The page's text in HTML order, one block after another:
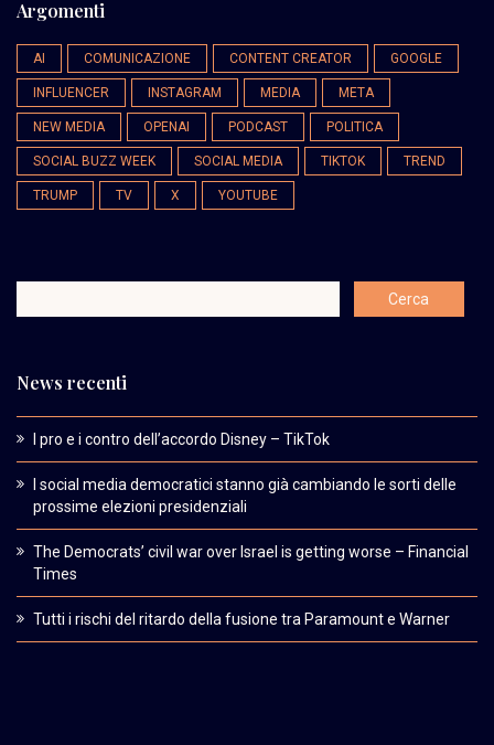
Argomenti
AI COMUNICAZIONE CONTENT CREATOR GOOGLE
INFLUENCER INSTAGRAM MEDIA META
NEW MEDIA OPENAI PODCAST POLITICA
SOCIAL BUZZ WEEK SOCIAL MEDIA TIKTOK TREND
TRUMP TV X YOUTUBE
News recenti
I pro e i contro dell’accordo Disney – TikTok
I social media democratici stanno già cambiando le sorti delle
prossime elezioni presidenziali
The Democrats’ civil war over Israel is getting worse – Financial
Times
Tutti i rischi del ritardo della fusione tra Paramount e Warner